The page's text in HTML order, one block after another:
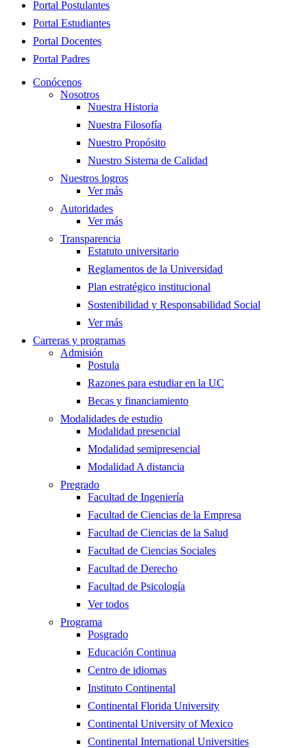
Close
Portal Postulantes
Portal Estudiantes
Portal Docentes
Portal Padres
Conócenos
Nosotros
Nuestra Historia
Nuestra Filosofía
Nuestro Propósito
Nuestro Sistema de Calidad
Nuestros logros
Ver más
Autoridades
Ver más
Transparencia
Estatuto universitario
Reglamentos de la Universidad
Plan estratégico institucional
Sostenibilidad y Responsabilidad Social
Ver más
Carreras y programas
Admisión
Postula
Razones para estudiar en la UC
Becas y financiamiento
Modalidades de estudio
Modalidad presencial
Modalidad semipresencial
Modalidad A distancia
Pregrado
Facultad de Ingeniería
Facultad de Ciencias de la Empresa
Facultad de Ciencias de la Salud
Facultad de Ciencias Sociales
Facultad de Derecho
Facultad de Psicología
Ver todos
Programa
Posgrado
Educación Continua
Centro de idiomas
Instituto Continental
Continental Florida University
Continental University of Mexico
Continental International Universities